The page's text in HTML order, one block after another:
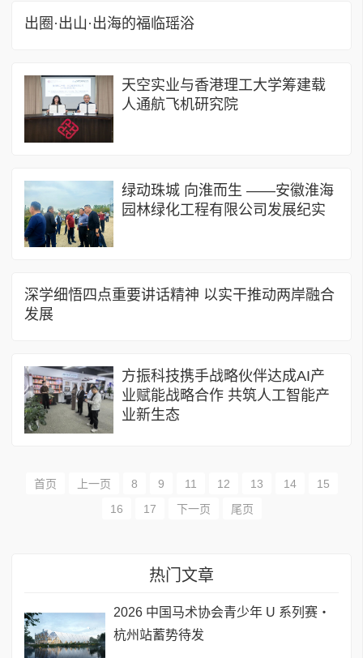
出圈·出山·出海的福临瑶浴
天空实业与香港理工大学筹建载
人通航飞机研究院
绿动珠城 向淮而生 ——安徽淮海
园林绿化工程有限公司发展纪实
深学细悟四点重要讲话精神 以实干推动两岸融合
发展
方振科技携手战略伙伴达成AI产
业赋能战略合作 共筑人工智能产
业新生态
首页 上一页 8 9 11 12 13 14
15
16
17 下一页 尾页
热门文章
2026 中国马术协会青少年 U 系列赛・
杭州站蓄势待发